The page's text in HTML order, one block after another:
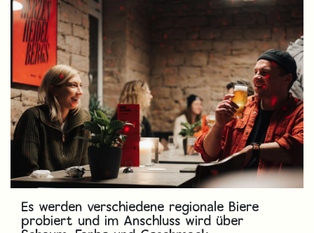
Es werden verschiedene regionale Biere
probiert und im Anschluss wird über